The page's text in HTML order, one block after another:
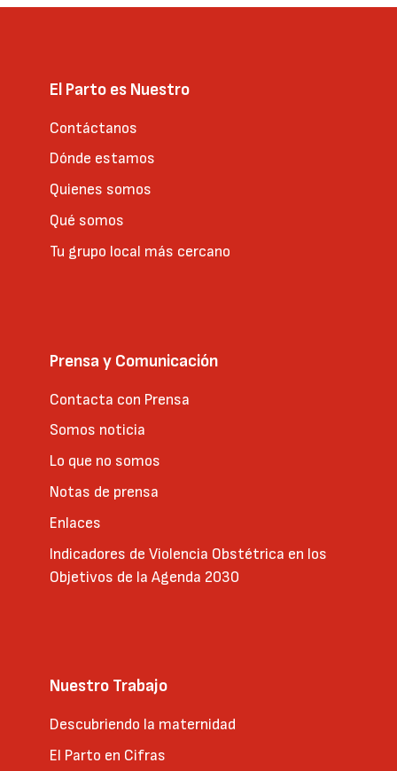
El Parto es Nuestro
Contáctanos
Dónde estamos
Quienes somos
Qué somos
Tu grupo local más cercano
Prensa y Comunicación
Contacta con Prensa
Somos noticia
Lo que no somos
Notas de prensa
Enlaces
Indicadores de Violencia Obstétrica en los
Objetivos de la Agenda 2030
Nuestro Trabajo
Descubriendo la maternidad
El Parto en Cifras